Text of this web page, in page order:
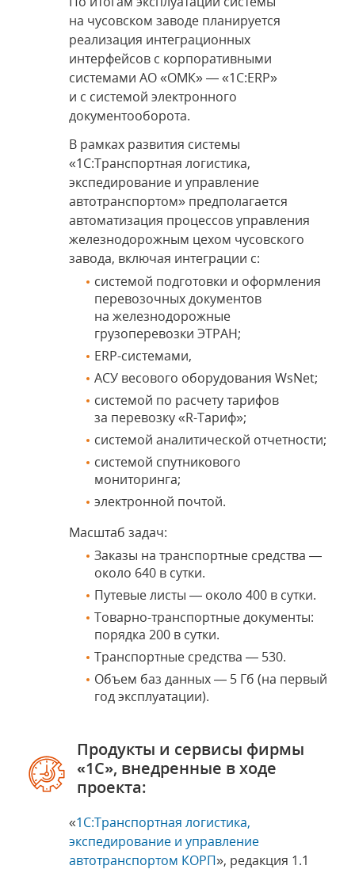
на чусовском заводе планируется
реализация интеграционных
интерфейсов с корпоративными
системами АО «ОМК» — «1С:ERP»
и с системой электронного
документооборота.
В рамках развития системы
«1С:Транспортная логистика,
экспедирование и управление
автотранспортом» предполагается
автоматизация процессов управления
железнодорожным цехом чусовского
завода, включая интеграции с:
системой подготовки и оформления
перевозочных документов
на железнодорожные
грузоперевозки ЭТРАН;
ERP-системами,
АСУ весового оборудования WsNet;
системой по расчету тарифов
за перевозку «R-Тариф»;
системой аналитической отчетности;
системой спутникового
мониторинга;
электронной почтой.
Масштаб задач:
Заказы на транспортные средства —
около 640 в сутки.
Путевые листы — около 400 в сутки.
Товарно-транспортные документы:
порядка 200 в сутки.
Транспортные средства — 530.
Объем баз данных — 5 Гб (на первый
год эксплуатации).
Продукты и сервисы фирмы
«1С», внедренные в ходе
проекта:
«1С:Транспортная логистика,
экспедирование и управление
автотранспортом КОРП», редакция 1.1